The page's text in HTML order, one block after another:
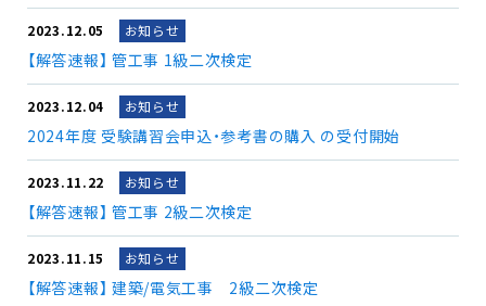
2023.12.05 お知らせ
【解答速報】 管工事 1級二次検定
2023.12.04 お知らせ
2024年度 受験講習会申込・参考書の購入 の受付開始
2023.11.22 お知らせ
【解答速報】 管工事 2級二次検定
2023.11.15 お知らせ
【解答速報】 建築/電気工事 2級二次検定